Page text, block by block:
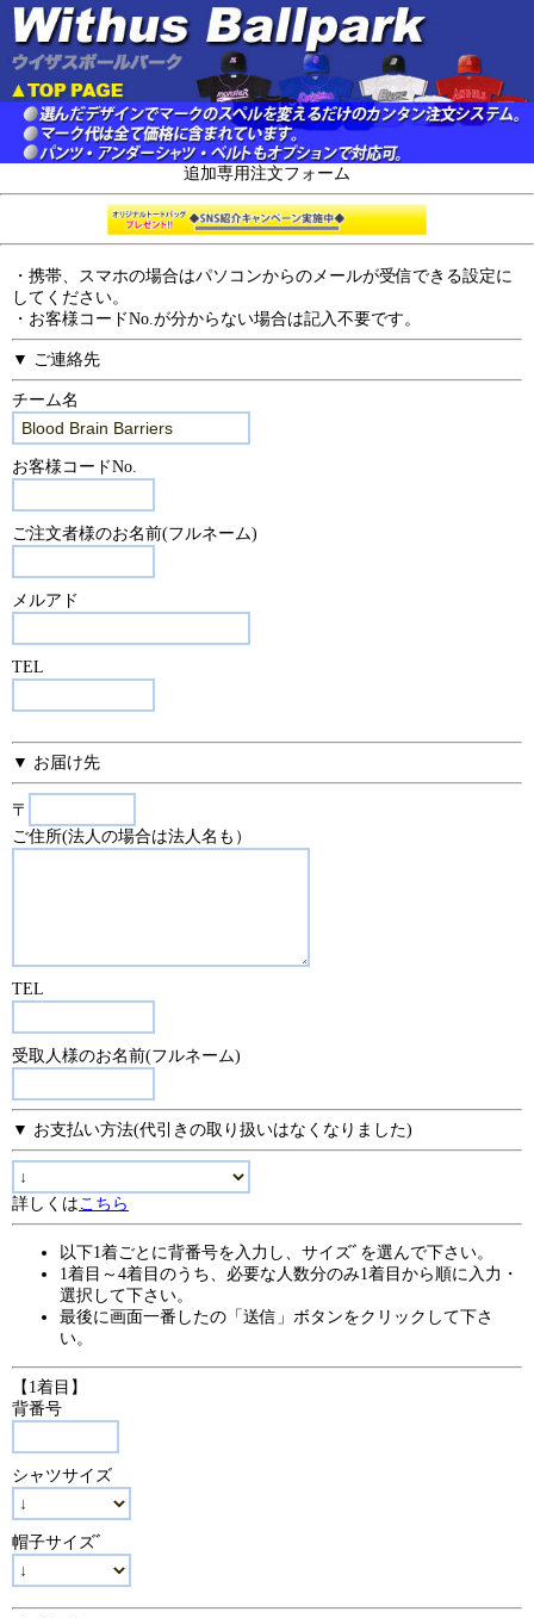
追加専用注文フォーム
・携帯、スマホの場合はパソコンからのメールが受信できる設定に
してください。
・お客様コードNo.が分からない場合は記入不要です。
▼ ご連絡先
チーム名
お客様コードNo.
ご注文者様のお名前(フルネーム)
メルアド
TEL
▼ お届け先
〒
ご住所(法人の場合は法人名も）
TEL
受取人様のお名前(フルネーム)
▼ お支払い方法(代引きの取り扱いはなくなりました)
詳しくはこちら
以下1着ごとに背番号を入力し、サイズﾞを選んで下さい。
1着目～4着目のうち、必要な人数分のみ1着目から順に入力・
選択して下さい。
最後に画面一番したの「送信」ボタンをクリックして下さ
い。
【1着目】
背番号
シャツサイズ
帽子サイズﾞ